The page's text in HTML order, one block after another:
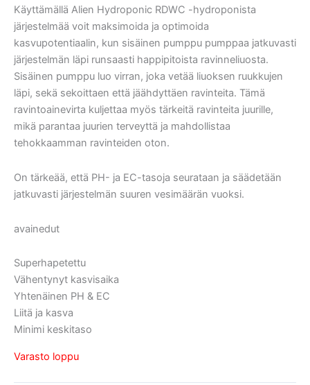
Käyttämällä Alien Hydroponic RDWC -hydroponista
järjestelmää voit maksimoida ja optimoida
kasvupotentiaalin, kun sisäinen pumppu pumppaa jatkuvasti
järjestelmän läpi runsaasti happipitoista ravinneliuosta.
Sisäinen pumppu luo virran, joka vetää liuoksen ruukkujen
läpi, sekä sekoittaen että jäähdyttäen ravinteita. Tämä
ravintoainevirta kuljettaa myös tärkeitä ravinteita juurille,
mikä parantaa juurien terveyttä ja mahdollistaa
tehokkaamman ravinteiden oton.
On tärkeää, että PH- ja EC-tasoja seurataan ja säädetään
jatkuvasti järjestelmän suuren vesimäärän vuoksi.
avainedut
Superhapetettu
Vähentynyt kasvisaika
Yhtenäinen PH & EC
Liitä ja kasva
Minimi keskitaso
Varasto loppu